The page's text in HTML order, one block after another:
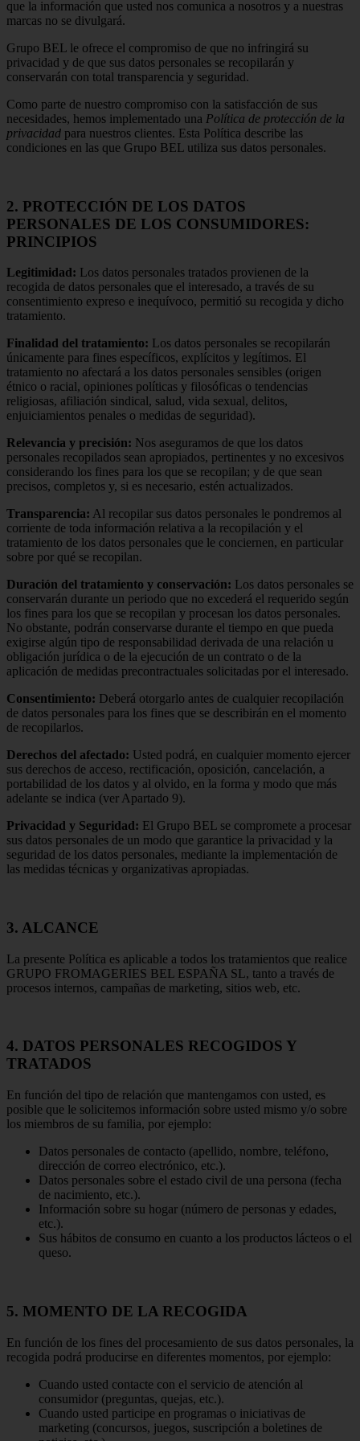
que la información que usted nos comunica a nosotros y a nuestras
marcas no se divulgará.
Grupo BEL le ofrece el compromiso de que no infringirá su
privacidad y de que sus datos personales se recopilarán y
conservarán con total transparencia y seguridad.
Como parte de nuestro compromiso con la satisfacción de sus
necesidades, hemos implementado una Política de protección de la
privacidad para nuestros clientes. Esta Política describe las
condiciones en las que Grupo BEL utiliza sus datos personales.
2. PROTECCIÓN DE LOS DATOS
PERSONALES DE LOS CONSUMIDORES:
PRINCIPIOS
Legitimidad: Los datos personales tratados provienen de la
recogida de datos personales que el interesado, a través de su
consentimiento expreso e inequívoco, permitió su recogida y dicho
tratamiento.
Finalidad del tratamiento: Los datos personales se recopilarán
únicamente para fines específicos, explícitos y legítimos. El
tratamiento no afectará a los datos personales sensibles (origen
étnico o racial, opiniones políticas y filosóficas o tendencias
religiosas, afiliación sindical, salud, vida sexual, delitos,
enjuiciamientos penales o medidas de seguridad).
Relevancia y precisión: Nos aseguramos de que los datos
personales recopilados sean apropiados, pertinentes y no excesivos
considerando los fines para los que se recopilan; y de que sean
precisos, completos y, si es necesario, estén actualizados.
Transparencia: Al recopilar sus datos personales le pondremos al
corriente de toda información relativa a la recopilación y el
tratamiento de los datos personales que le conciernen, en particular
sobre por qué se recopilan.
Duración del tratamiento y conservación: Los datos personales se
conservarán durante un periodo que no excederá el requerido según
los fines para los que se recopilan y procesan los datos personales.
No obstante, podrán conservarse durante el tiempo en que pueda
exigirse algún tipo de responsabilidad derivada de una relación u
obligación jurídica o de la ejecución de un contrato o de la
aplicación de medidas precontractuales solicitadas por el interesado.
Consentimiento: Deberá otorgarlo antes de cualquier recopilación
de datos personales para los fines que se describirán en el momento
de recopilarlos.
Derechos del afectado: Usted podrá, en cualquier momento ejercer
sus derechos de acceso, rectificación, oposición, cancelación, a
portabilidad de los datos y al olvido, en la forma y modo que más
adelante se indica (ver Apartado 9).
Privacidad y Seguridad: El Grupo BEL se compromete a procesar
sus datos personales de un modo que garantice la privacidad y la
seguridad de los datos personales, mediante la implementación de
las medidas técnicas y organizativas apropiadas.
3. ALCANCE
La presente Política es aplicable a todos los tratamientos que realice
GRUPO FROMAGERIES BEL ESPAÑA SL, tanto a través de
procesos internos, campañas de marketing, sitios web, etc.
4. DATOS PERSONALES RECOGIDOS Y
TRATADOS
En función del tipo de relación que mantengamos con usted, es
posible que le solicitemos información sobre usted mismo y/o sobre
los miembros de su familia, por ejemplo:
Datos personales de contacto (apellido, nombre, teléfono,
dirección de correo electrónico, etc.).
Datos personales sobre el estado civil de una persona (fecha
de nacimiento, etc.).
Información sobre su hogar (número de personas y edades,
etc.).
Sus hábitos de consumo en cuanto a los productos lácteos o el
queso.
5. MOMENTO DE LA RECOGIDA
En función de los fines del procesamiento de sus datos personales, la
recogida podrá producirse en diferentes momentos, por ejemplo:
Cuando usted contacte con el servicio de atención al
consumidor (preguntas, quejas, etc.).
Cuando usted participe en programas o iniciativas de
marketing (concursos, juegos, suscripción a boletines de